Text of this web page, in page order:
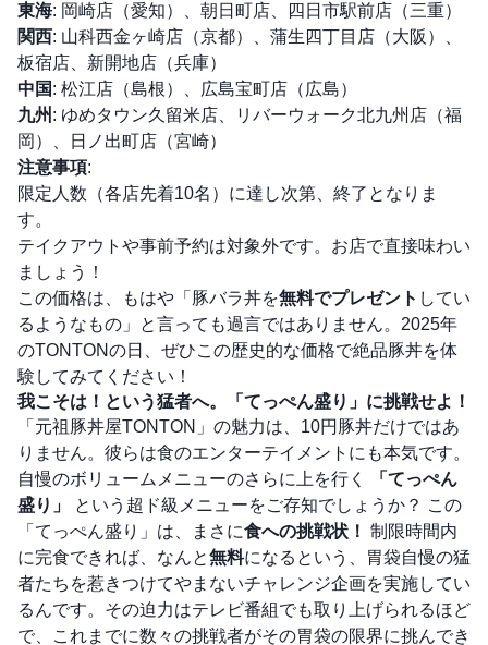
東海: 岡崎店（愛知）、朝日町店、四日市駅前店（三重）
関西: 山科西金ヶ崎店（京都）、蒲生四丁目店（大阪）、
板宿店、新開地店（兵庫）
中国: 松江店（島根）、広島宝町店（広島）
九州 : ゆめタウン久留米店、リバーウォーク北九州店（福
岡）、日ノ出町店（宮崎）
注意事項:
限定人数（各店先着10名）に達し次第、終了となりま
す。
テイクアウトや事前予約は対象外です。お店で直接味わい
ましょう！
この価格は、もはや「豚バラ丼を無料でプレゼント してい
るようなもの」と言っても過言ではありません。2025年
のTONTONの日、ぜひこの歴史的な価格で絶品豚丼を体
験してみてください！
我こそは！という猛者へ。「てっぺん盛り」に挑戦せよ！
「元祖豚丼屋TONTON」の魅力は、10円豚丼だけではあ
りません。彼らは食のエンターテイメントにも本気です。
自慢のボリュームメニューのさらに上を行く
「てっぺん
盛り」
という超ド級メニューをご存知でしょうか？ この
「てっぺん盛り」は、まさに食への挑戦状！ 制限時間内
に完食できれば、なんと無料になるという、胃袋自慢の猛
者たちを惹きつけてやまないチャレンジ企画を実施してい
るんです。その迫力はテレビ番組でも取り上げられるほど
で、これまでに数々の挑戦者がその胃袋の限界に挑んでき